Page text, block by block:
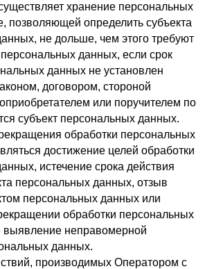
хранение персональных
позволяющей определить субъекта
не дольше, чем этого требуют
данных, если срок
данных не установлен
договором, стороной
или поручителем по
субъект персональных данных.
обработки персональных
достижение целей обработки
истечение срока действия
персональных данных, отзыв
персональных данных или
обработки персональных
выявление неправомерной
данных.
производимых Оператором с